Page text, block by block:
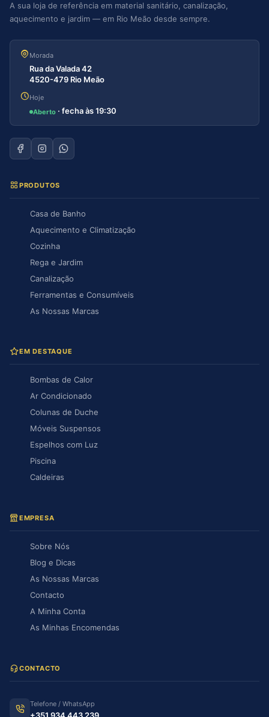
A sua loja de referência em material sanitário, canalização,
aquecimento e jardim — em Rio Meão desde sempre.
Morada
Rua da Valada 42
4520-479 Rio Meão
Hoje
Aberto · fecha às 19:30
PRODUTOS
Casa de Banho
Aquecimento e Climatização
Cozinha
Rega e Jardim
Canalização
Ferramentas e Consumíveis
As Nossas Marcas
EM DESTAQUE
Bombas de Calor
Ar Condicionado
Colunas de Duche
Móveis Suspensos
Espelhos com Luz
Piscina
Caldeiras
EMPRESA
Sobre Nós
Blog e Dicas
As Nossas Marcas
Contacto
A Minha Conta
As Minhas Encomendas
CONTACTO
Telefone / WhatsApp